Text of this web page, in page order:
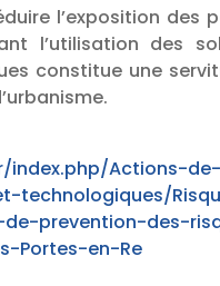
l’exposition des
l’utilisation des
constitue une
index.php/Actions-
technologiques/
prevention-des-
Portes-en-Re